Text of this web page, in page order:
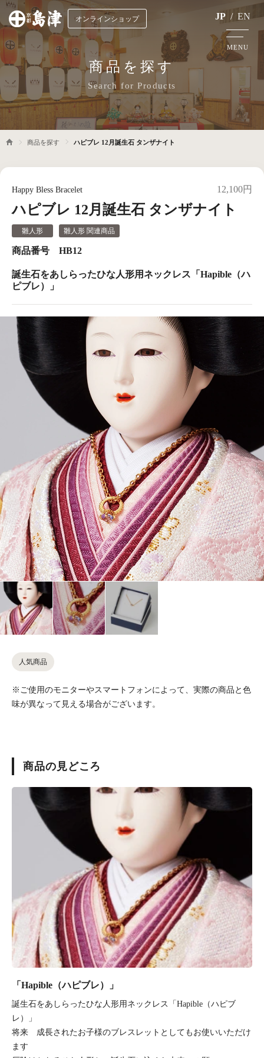
オンラインショップ JP / EN
MENU
商品を探す
Search for Products
商品を探す ハピブレ 12月誕生石 タンザナイト
Happy Bless Bracelet
ハピブレ 12月誕生石 タンザナイト
雛人形 雛人形 関連商品
商品番号 HB12
誕生石をあしらったひな人形用ネックレス「Hapible（ハ
ピブレ）」
12,100円
人気商品
※ご使用のモニターやスマートフォンによって、実際の商品と色
味が異なって見える場合がございます。
商品の見どころ
「Hapible（ハピブレ）」
誕生石をあしらったひな人形用ネックレス「Hapible（ハピブ
レ）」
将来 成長されたお子様のブレスレットとしてもお使いいただけ
ます